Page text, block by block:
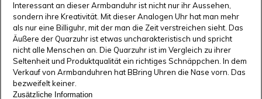
Interessant an dieser Armbanduhr ist nicht nur ihr Aussehen,
sondern ihre Kreativität. Mit dieser Analogen Uhr hat man mehr
als nur eine Billiguhr, mit der man die Zeit verstreichen sieht. Das
Äußere der Quarzuhr ist etwas uncharakteristisch und spricht
nicht alle Menschen an. Die Quarzuhr ist im Vergleich zu ihrer
Seltenheit und Produktqualität ein richtiges Schnäppchen. In dem
Verkauf von Armbanduhren hat BBring Uhren die Nase vorn. Das
bezweifelt keiner.
Zusätzliche Information